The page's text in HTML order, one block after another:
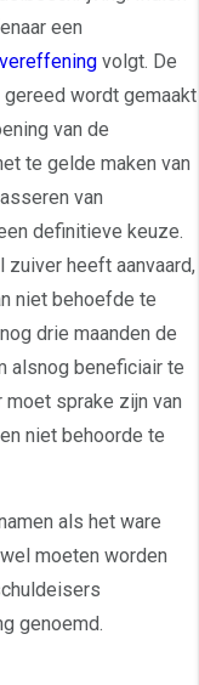
een
vereffening volgt. De
wordt gemaakt
van de
te gelde maken van
van
definitieve keuze.
zuiver heeft aanvaard,
niet behoefde te
drie maanden de
alsnog beneficiair te
moet sprake zijn van
niet behoorde te
als het ware
moeten worden
genoemd.